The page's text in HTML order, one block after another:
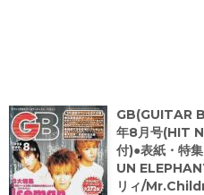
GB(GUITAR
年8月号(HIT
付)●表紙・特
UN
リィ/